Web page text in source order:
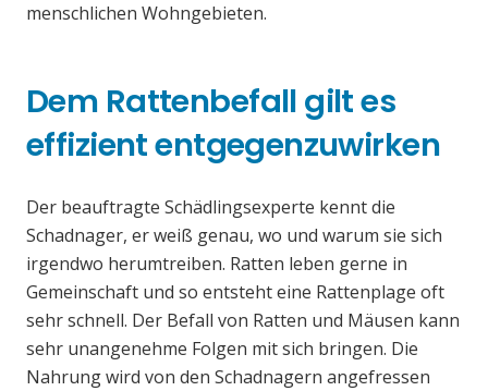
menschlichen Wohngebieten.
Dem Rattenbefall gilt es
effizient entgegenzuwirken
Der beauftragte Schädlingsexperte kennt die
Schadnager, er weiß genau, wo und warum sie sich
irgendwo herumtreiben. Ratten leben gerne in
Gemeinschaft und so entsteht eine Rattenplage oft
sehr schnell. Der Befall von Ratten und Mäusen kann
sehr unangenehme Folgen mit sich bringen. Die
Nahrung wird von den Schadnagern angefressen